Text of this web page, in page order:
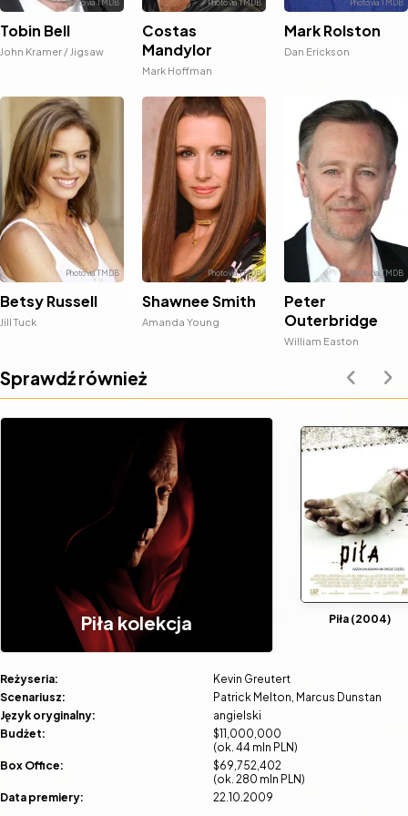
Tobin Bell
John Kramer / Jigsaw
Costas
Mandylor
Mark Hoffman
Mark Rolston
Dan Erickson
Betsy Russell
Jill Tuck
Shawnee Smith
Amanda Young
Peter
Outerbridge
William Easton
Sprawdź również
Piła kolekcja Piła (2004)
Reżyseria:
Kevin Greutert
Scenariusz:
Patrick Melton Marcus Dunstan
Język oryginalny:
angielski
Budżet:
$11,000,000
(ok. 44 mln PLN)
Box Office:
$69,752,402
(ok. 280 mln PLN)
Data premiery:
22.10.2009